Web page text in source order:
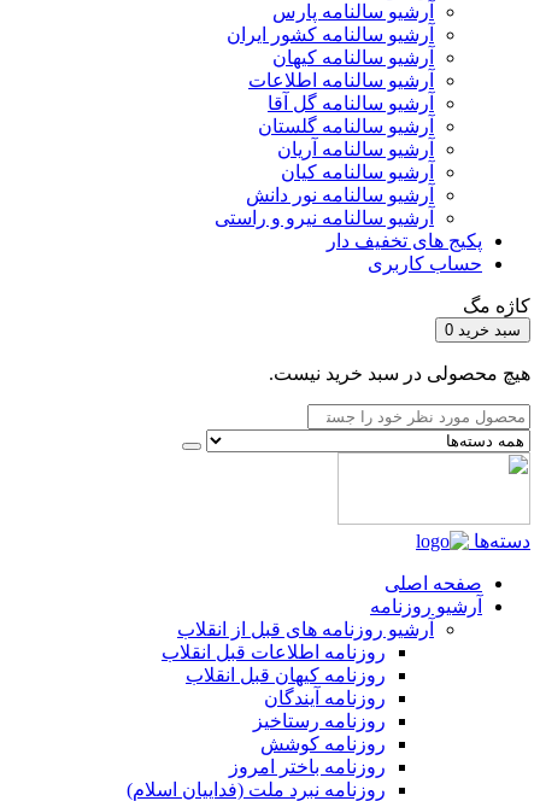
آرشیو سالنامه پارس
آرشیو سالنامه کشور ایران
آرشیو سالنامه کیهان
آرشیو سالنامه اطلاعات
آرشیو سالنامه گل آقا
آرشیو سالنامه گلستان
آرشیو سالنامه آریان
آرشیو سالنامه کیان
آرشیو سالنامه نور دانش
آرشیو سالنامه نیرو و راستی
پکیج های تخفیف دار
حساب کاربری
کاژه مگ
سبد خرید 0
هیچ محصولی در سبد خرید نیست.
دسته‌ها
صفحه اصلی
آرشیو روزنامه
آرشیو روزنامه های قبل از انقلاب
روزنامه اطلاعات قبل انقلاب
روزنامه کیهان قبل انقلاب
روزنامه آیندگان
روزنامه رستاخیز
روزنامه کوشش
روزنامه باختر امروز
روزنامه نبرد ملت (فداییان اسلام)